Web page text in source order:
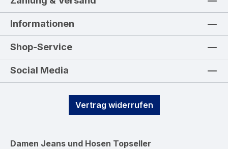
Informationen
Shop-Service
Social Media
Vertrag widerrufen
Damen Jeans und Hosen Topseller